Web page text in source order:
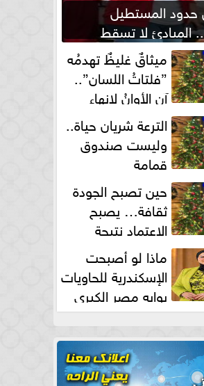
حدود المستطيل
المبادئ لا تسقط
ميثاقٌ غليظٌ تهدمُه
”فلتاتُ اللسان”..
آن الأوانُ لإنهاءِ
الشفهي!
الترعة شريان حياة..
وليست صندوق
قمامة
حين تصبح الجودة
ثقافة… يصبح
الاعتماد نتيجة
ماذا لو أصبحت
الإسكندرية للحاويات
بوابه مصر الكبري
بقلم د...